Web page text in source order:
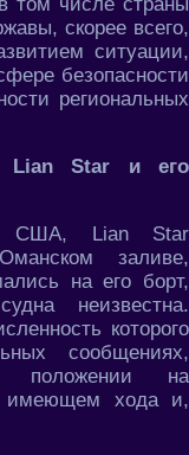
скорее всего,
ситуации,
безопасности
региональных
Lian Star и его
США, Lian Star
заливе,
на его борт,
неизвестна.
которого
сообщениях,
положении на
имеющем хода и,